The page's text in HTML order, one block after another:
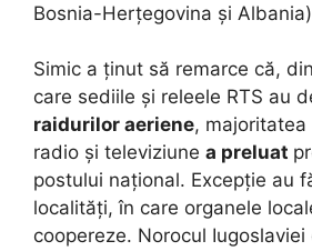
Bosnia-Herțegovina și
Simic a ținut să remarce că,
care sediile și releele RTS au
raidurilor aeriene,
radio și televiziune a preluat
postului național. Excepție au
localități, în care organele
coopereze. Norocul